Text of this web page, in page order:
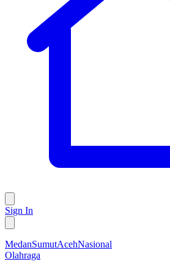
Sign In
MedanSumutAcehNasional
Olahraga